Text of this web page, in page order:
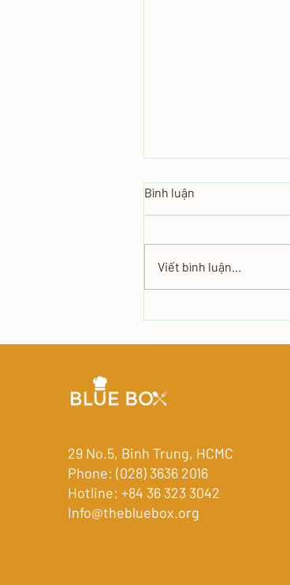
Bình luận
Viết bình luận...
29 No.5, Binh Trung, HCMC
Phone: (028) 3636 2016
Hotline: +84 36 323 3042
Info@thebluebox.org